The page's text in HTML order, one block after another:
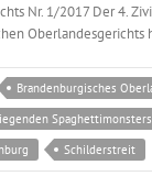
Nr. 1/2017 Der 4.
Brandenburgisches
Schilderstreit